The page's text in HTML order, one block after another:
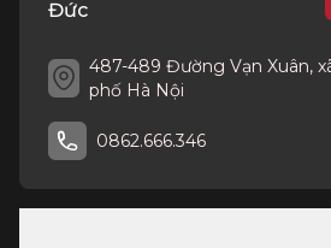
Đức
487-489 Đường Vạn Xuân,
phố Hà Nội
0862.666.346